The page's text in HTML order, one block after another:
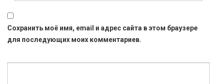
Сохранить моё имя, email и адрес сайта в этом браузере
для последующих моих комментариев.